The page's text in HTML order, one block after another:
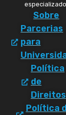
Sobre
Parcerias
para
Política
de
Direitos
Política